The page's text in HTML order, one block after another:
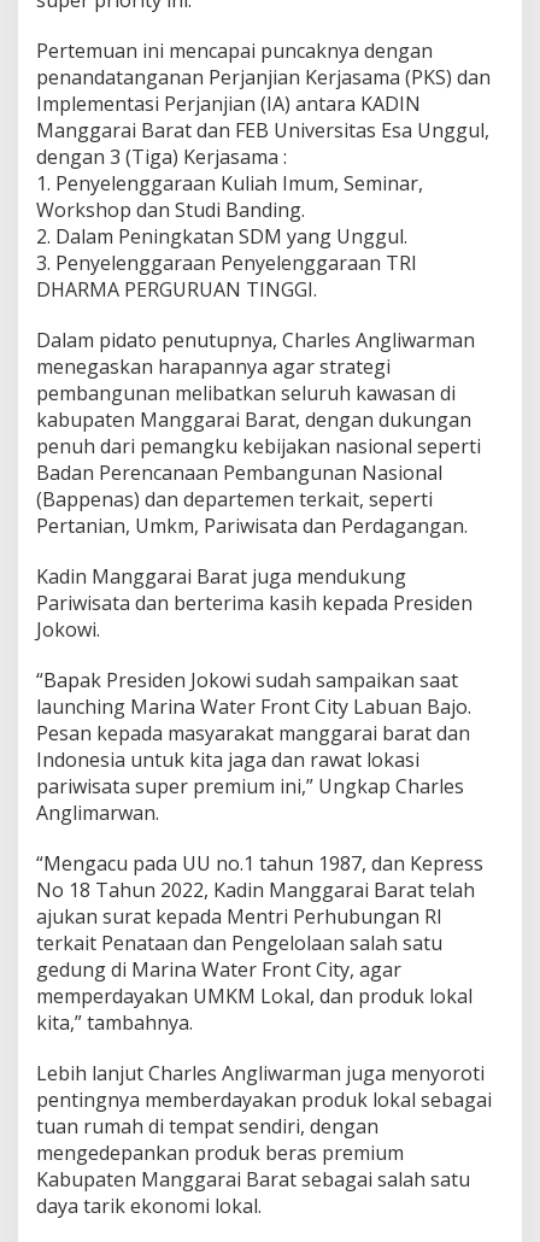
Pertemuan ini mencapai puncaknya dengan
penandatanganan Perjanjian Kerjasama (PKS) dan
Implementasi Perjanjian (IA) antara KADIN
Manggarai Barat dan FEB Universitas Esa Unggul,
dengan 3 (Tiga) Kerjasama :
1. Penyelenggaraan Kuliah Imum, Seminar,
Workshop dan Studi Banding.
2. Dalam Peningkatan SDM yang Unggul.
3. Penyelenggaraan Penyelenggaraan TRI
DHARMA PERGURUAN TINGGI.
Dalam pidato penutupnya, Charles Angliwarman
menegaskan harapannya agar strategi
pembangunan melibatkan seluruh kawasan di
kabupaten Manggarai Barat, dengan dukungan
penuh dari pemangku kebijakan nasional seperti
Badan Perencanaan Pembangunan Nasional
(Bappenas) dan departemen terkait, seperti
Pertanian, Umkm, Pariwisata dan Perdagangan.
Kadin Manggarai Barat juga mendukung
Pariwisata dan berterima kasih kepada Presiden
Jokowi.
“Bapak Presiden Jokowi sudah sampaikan saat
launching Marina Water Front City Labuan Bajo.
Pesan kepada masyarakat manggarai barat dan
Indonesia untuk kita jaga dan rawat lokasi
pariwisata super premium ini,” Ungkap Charles
Anglimarwan.
“Mengacu pada UU no.1 tahun 1987, dan Kepress
No 18 Tahun 2022, Kadin Manggarai Barat telah
ajukan surat kepada Mentri Perhubungan RI
terkait Penataan dan Pengelolaan salah satu
gedung di Marina Water Front City, agar
memperdayakan UMKM Lokal, dan produk lokal
kita,” tambahnya.
Lebih lanjut Charles Angliwarman juga menyoroti
pentingnya memberdayakan produk lokal sebagai
tuan rumah di tempat sendiri, dengan
mengedepankan produk beras premium
Kabupaten Manggarai Barat sebagai salah satu
daya tarik ekonomi lokal.